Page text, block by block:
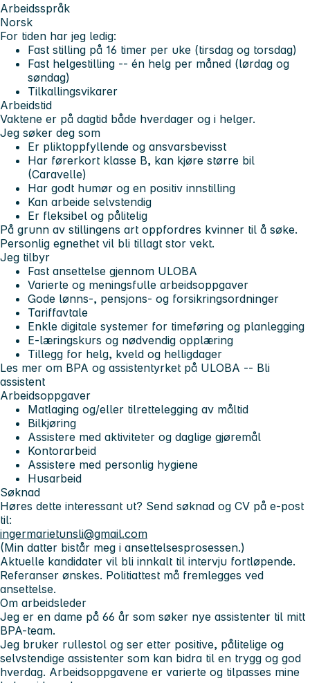
Arbeidsspråk
Norsk
For tiden har jeg ledig:
Fast stilling på 16 timer per uke (tirsdag og torsdag)
Fast helgestilling -- én helg per måned (lørdag og
søndag)
Tilkallingsvikarer
Arbeidstid
Vaktene er på dagtid både hverdager og i helger.
Jeg søker deg som
Er pliktoppfyllende og ansvarsbevisst
Har førerkort klasse B, kan kjøre større bil
(Caravelle)
Har godt humør og en positiv innstilling
Kan arbeide selvstendig
Er fleksibel og pålitelig
På grunn av stillingens art oppfordres kvinner til å søke.
Personlig egnethet vil bli tillagt stor vekt.
Jeg tilbyr
Fast ansettelse gjennom ULOBA
Varierte og meningsfulle arbeidsoppgaver
Gode lønns-, pensjons- og forsikringsordninger
Tariffavtale
Enkle digitale systemer for timeføring og planlegging
E-læringskurs og nødvendig opplæring
Tillegg for helg, kveld og helligdager
Les mer om BPA og assistentyrket på ULOBA -- Bli
assistent
Arbeidsoppgaver
Matlaging og/eller tilrettelegging av måltid
Bilkjøring
Assistere med aktiviteter og daglige gjøremål
Kontorarbeid
Assistere med personlig hygiene
Husarbeid
Søknad
Høres dette interessant ut? Send søknad og CV på e-post
til:
ingermarietunsli@gmail.com
(Min datter bistår meg i ansettelsesprosessen.)
Aktuelle kandidater vil bli innkalt til intervju fortløpende.
Referanser ønskes. Politiattest må fremlegges ved
ansettelse.
Om arbeidsleder
Jeg er en dame på 66 år som søker nye assistenter til mitt
BPA-team.
Jeg bruker rullestol og ser etter positive, pålitelige og
selvstendige assistenter som kan bidra til en trygg og god
hverdag. Arbeidsoppgavene er varierte og tilpasses mine